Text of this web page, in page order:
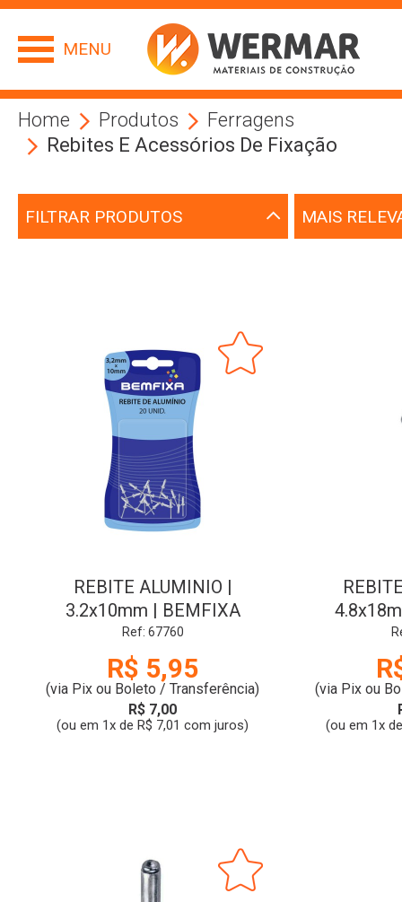
MENU
Home Produtos
Ferragens
Rebites E Acessórios De Fixação
FILTRAR PRODUTOS
REBITE ALUMINIO |
3.2x10mm | BEMFIXA
Ref: 67760
R$ 5,95
(via Pix ou Boleto / Transferência)
R$ 7,00
(ou em 1x de R$ 7,01 com juros)
(via Pix ou
(ou em 1x